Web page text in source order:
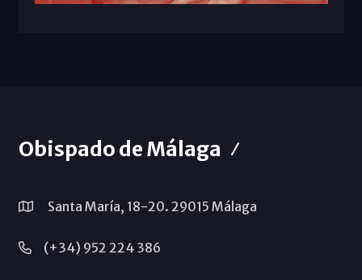
Obispado de Málaga
Santa María, 18-20. 29015 Málaga
(+34) 952 224 386